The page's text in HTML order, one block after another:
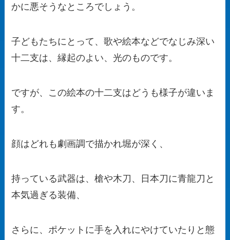
かに悪そうなところでしょう。
子どもたちにとって、歌や絵本などでなじみ深い
十二支は、縁起のよい、光のものです。
ですが、この絵本の十二支はどうも様子が違いま
す。
顔はどれも劇画調で描かれ堀が深く、
持っている武器は、槍や木刀、日本刀に青龍刀と
本気過ぎる装備、
さらに、ポケットに手を入れにやけていたりと態